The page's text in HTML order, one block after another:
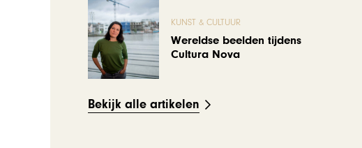
KUNST & CULTUUR
Wereldse beelden tijdens
Cultura Nova
Bekijk alle artikelen